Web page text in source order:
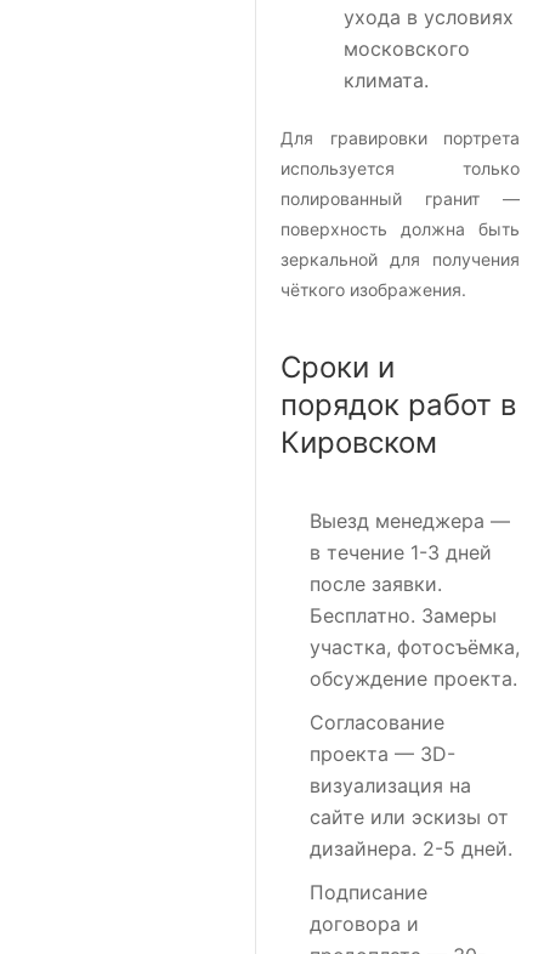
ухода в условиях
московского
климата.
Для гравировки портрета
используется только
полированный гранит —
поверхность должна быть
зеркальной для получения
чёткого изображения.
Сроки и
порядок работ в
Кировском
Выезд менеджера —
в течение 1-3 дней
после заявки.
Бесплатно. Замеры
участка, фотосъёмка,
обсуждение проекта.
Согласование
проекта — 3D-
визуализация на
сайте или эскизы от
дизайнера. 2-5 дней.
Подписание
договора и